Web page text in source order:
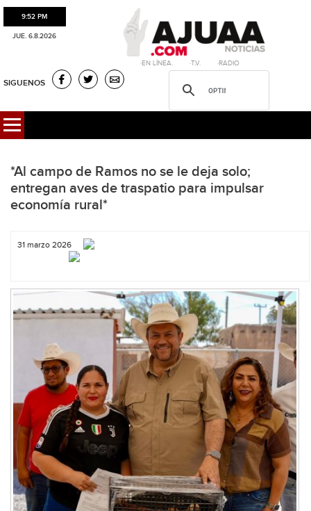
9:52 PM
JUE. 6.8.2026
·EN LÍNEA. ·T.V. ·RADIO
SIGUENOS
*Al campo de Ramos no se le deja solo;
entregan aves de traspatio para impulsar
economía rural*
31 marzo 2026